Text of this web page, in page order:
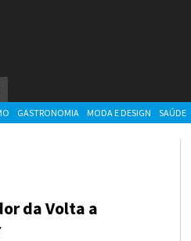
GASTRONOMIA MODA E DESIGN SAÚDE
da Volta a